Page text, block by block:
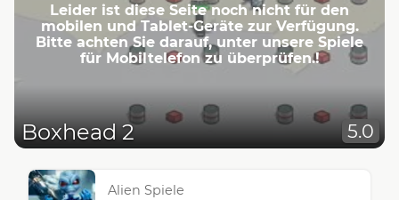
Leider ist diese Seite noch nicht für den
mobilen und Tablet-Geräte zur Verfügung.
Bitte achten Sie darauf, unter unsere Spiele
für Mobiltelefon zu überprüfen.!
Boxhead 2 5.0
Alien Spiele